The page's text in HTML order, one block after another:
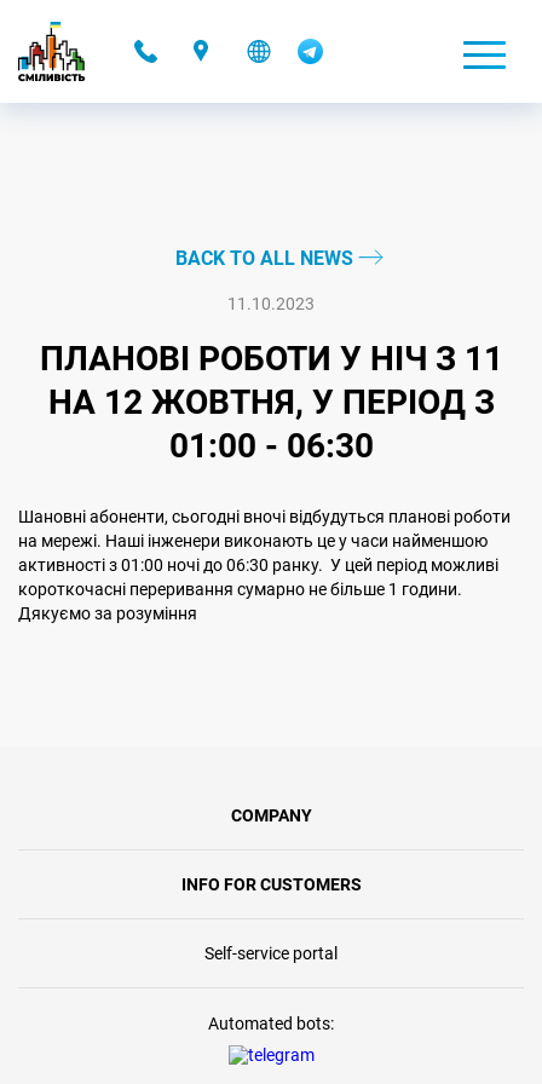
BACK TO ALL NEWS
11.10.2023
ПЛАНОВІ РОБОТИ У НІЧ З 11
НА 12 ЖОВТНЯ, У ПЕРІОД З
01:00 - 06:30
Шановні абоненти, сьогодні вночі відбудуться планові роботи
на мережі. Наші інженери виконають це у часи найменшою
активності з 01:00 ночі до 06:30 ранку. У цей період можливі
короткочасні переривання сумарно не більше 1 години.
Дякуємо за розуміння
COMPANY
INFO FOR CUSTOMERS
Self-service portal
Automated bots: